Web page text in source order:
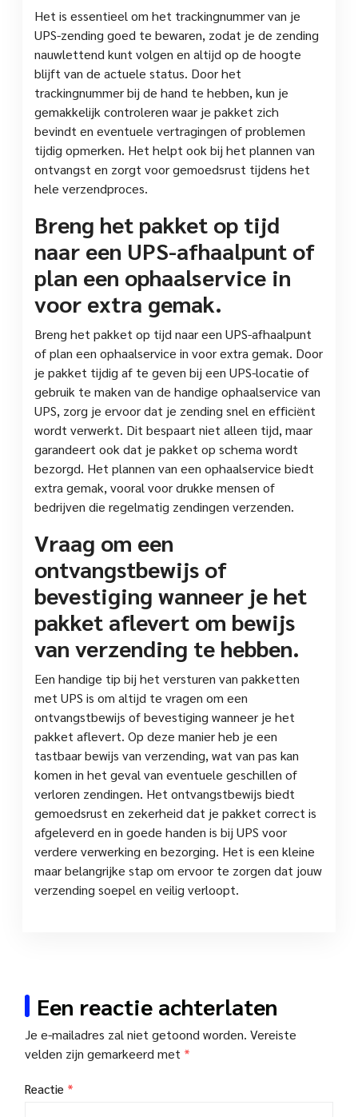
Het is essentieel om het trackingnummer van je
UPS-zending goed te bewaren, zodat je de zending
nauwlettend kunt volgen en altijd op de hoogte
blijft van de actuele status. Door het
trackingnummer bij de hand te hebben, kun je
gemakkelijk controleren waar je pakket zich
bevindt en eventuele vertragingen of problemen
tijdig opmerken. Het helpt ook bij het plannen van
ontvangst en zorgt voor gemoedsrust tijdens het
hele verzendproces.
Breng het pakket op tijd
naar een UPS-afhaalpunt of
plan een ophaalservice in
voor extra gemak.
Breng het pakket op tijd naar een UPS-afhaalpunt
of plan een ophaalservice in voor extra gemak. Door
je pakket tijdig af te geven bij een UPS-locatie of
gebruik te maken van de handige ophaalservice van
UPS, zorg je ervoor dat je zending snel en efficiënt
wordt verwerkt. Dit bespaart niet alleen tijd, maar
garandeert ook dat je pakket op schema wordt
bezorgd. Het plannen van een ophaalservice biedt
extra gemak, vooral voor drukke mensen of
bedrijven die regelmatig zendingen verzenden.
Vraag om een
ontvangstbewijs of
bevestiging wanneer je het
pakket aflevert om bewijs
van verzending te hebben.
Een handige tip bij het versturen van pakketten
met UPS is om altijd te vragen om een
ontvangstbewijs of bevestiging wanneer je het
pakket aflevert. Op deze manier heb je een
tastbaar bewijs van verzending, wat van pas kan
komen in het geval van eventuele geschillen of
verloren zendingen. Het ontvangstbewijs biedt
gemoedsrust en zekerheid dat je pakket correct is
afgeleverd en in goede handen is bij UPS voor
verdere verwerking en bezorging. Het is een kleine
maar belangrijke stap om ervoor te zorgen dat jouw
verzending soepel en veilig verloopt.
Een reactie achterlaten
Je e-mailadres zal niet getoond worden. Vereiste
velden zijn gemarkeerd met *
Reactie *